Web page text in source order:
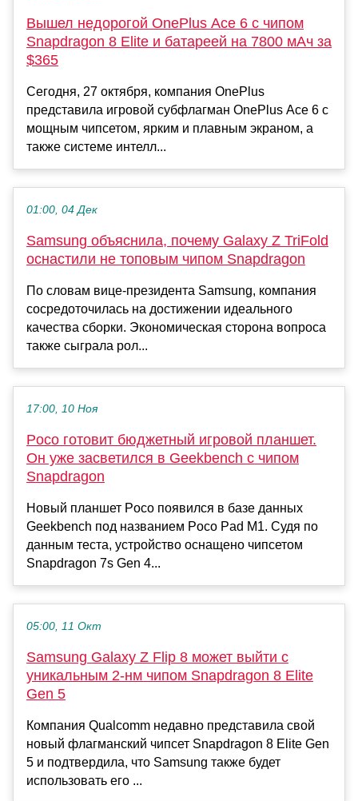
Вышел недорогой OnePlus Ace 6 с чипом
Snapdragon 8 Elite и батареей на 7800 мАч за
$365
Сегодня, 27 октября, компания OnePlus
представила игровой субфлагман OnePlus Ace 6 с
мощным чипсетом, ярким и плавным экраном, а
также системе интелл...
01:00, 04 Дек
Samsung объяснила, почему Galaxy Z TriFold
оснастили не топовым чипом Snapdragon
По словам вице-президента Samsung, компания
сосредоточилась на достижении идеального
качества сборки. Экономическая сторона вопроса
также сыграла рол...
17:00, 10 Ноя
Poco готовит бюджетный игровой планшет.
Он уже засветился в Geekbench с чипом
Snapdragon
Новый планшет Poco появился в базе данных
Geekbench под названием Poco Pad M1. Судя по
данным теста, устройство оснащено чипсетом
Snapdragon 7s Gen 4...
05:00, 11 Окт
Samsung Galaxy Z Flip 8 может выйти с
уникальным 2-нм чипом Snapdragon 8 Elite
Gen 5
Компания Qualcomm недавно представила свой
новый флагманский чипсет Snapdragon 8 Elite Gen
5 и подтвердила, что Samsung также будет
использовать его ...